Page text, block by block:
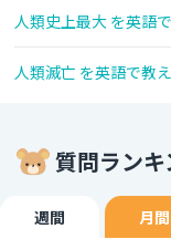
人類史上最大 を英語
人類滅亡 を英語で教
質問ラン
週間 月間